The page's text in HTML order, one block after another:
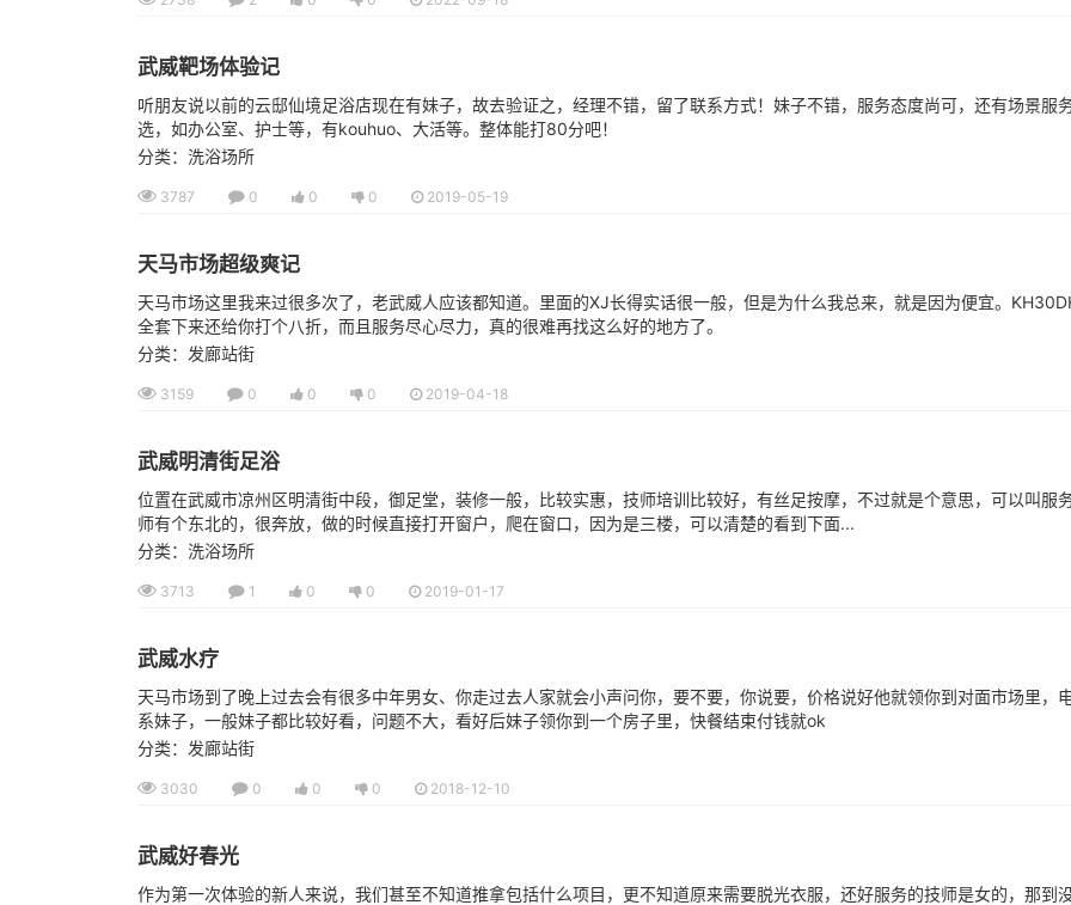
武威靶场体验记
听朋友说以前的云邸仙境足浴店现在有妹子，故去验证之，经理不错，留了联系方式！妹子不错，服务态度尚可，还有场景服
选，如办公室、护士等，有kouhuo、大活等。整体能打80分吧！
分类：洗浴场所
3787 0 0 0 2019-05-19
天马市场超级爽记
天马市场这里我来过很多次了，老武威人应该都知道。里面的XJ长得实话很一般，但是为什么我总来，就是因为便宜。
全套下来还给你打个八折，而且服务尽心尽力，真的很难再找这么好的地方了。
分类：发廊站街
3159 0 0 0 2019-04-18
武威明清街足浴
位置在武威市凉州区明清街中段，御足堂，装修一般，比较实惠，技师培训比较好，有丝足按摩，不过就是个意思，可以叫服
师有个东北的，很奔放，做的时候直接打开窗户，爬在窗口，因为是三楼，可以清楚的看到下面...
分类：洗浴场所
3713 1 0 0 2019-01-17
武威水疗
天马市场到了晚上过去会有很多中年男女、你走过去人家就会小声问你，要不要，你说要，价格说好他就领你到对面市场里，
系妹子，一般妹子都比较好看，问题不大，看好后妹子领你到一个房子里，快餐结束付钱就ok
分类：发廊站街
3030 0 0 0 2018-12-10
武威好春光
作为第一次体验的新人来说，我们甚至不知道推拿包括什么项目，更不知道原来需要脱光衣服，还好服务的技师是女的，那到